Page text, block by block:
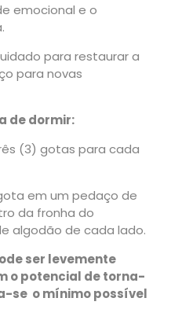
emocional e o
para restaurar a
para novas
de dormir:
(3) gotas para cada
em um pedaço de
da fronha do
algodão de cada lado.
ser levemente
o potencial de torna-
se o mínimo possível